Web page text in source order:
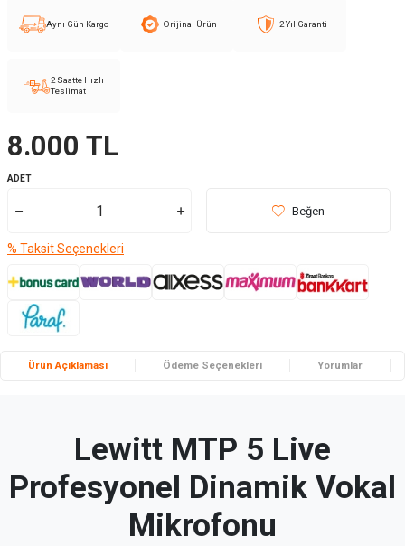
Aynı Gün Kargo Orijinal Ürün 2 Yıl Garanti
2 Saatte Hızlı
Teslimat
8.000 TL
ADET
Beğen
% Taksit Seçenekleri
Ürün Açıklaması Ödeme Seçenekleri Yorumlar
Lewitt MTP 5 Live
Profesyonel Dinamik Vokal
Mikrofonu